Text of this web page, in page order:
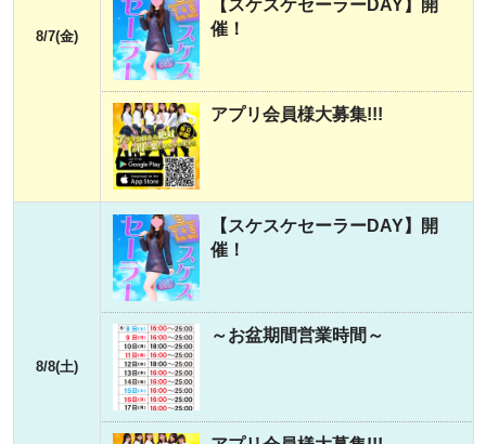
8/7(金)
【スケスケセーラーDAY】開
催！
アプリ会員様大募集!!!
8/8(土)
【スケスケセーラーDAY】開
催！
～お盆期間営業時間～